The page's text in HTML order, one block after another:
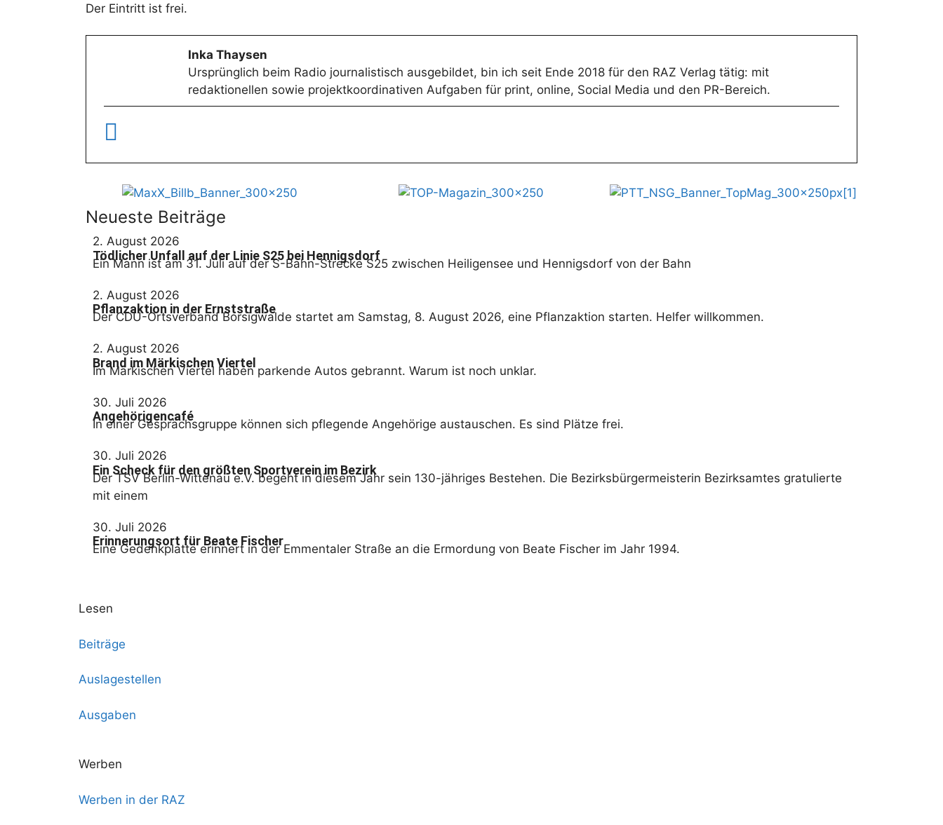
Der Eintritt ist frei.
Inka Thaysen
Ursprünglich beim Radio journalistisch ausgebildet, bin ich seit Ende 2018 für den RAZ Verlag tätig: mit
redaktionellen sowie projektkoordinativen Aufgaben für print, online, Social Media und den PR-Bereich.
Neueste Beiträge
2. August 2026
Tödlicher Unfall auf der Linie S25 bei Hennigsdorf
Ein Mann ist am 31. Juli auf der S-Bahn-Strecke S25 zwischen Heiligensee und Hennigsdorf von der Bahn
2. August 2026
Pflanzaktion in der Ernststraße
Der CDU-Ortsverband Borsigwalde startet am Samstag, 8. August 2026, eine Pflanzaktion starten. Helfer willkommen.
2. August 2026
Brand im Märkischen Viertel
Im Märkischen Viertel haben parkende Autos gebrannt. Warum ist noch unklar.
30. Juli 2026
Angehörigencafé
In einer Gesprächsgruppe können sich pflegende Angehörige austauschen. Es sind Plätze frei.
30. Juli 2026
Ein Scheck für den größten Sportverein im Bezirk
Der TSV Berlin-Wittenau e.V. begeht in diesem Jahr sein 130-jähriges Bestehen. Die Bezirksbürgermeisterin Bezirksamtes gratulierte
mit einem
30. Juli 2026
Erinnerungsort für Beate Fischer
Eine Gedenkplatte erinnert in der Emmentaler Straße an die Ermordung von Beate Fischer im Jahr 1994.
Lesen
Beiträge
Auslagestellen
Ausgaben
Werben
Werben in der RAZ